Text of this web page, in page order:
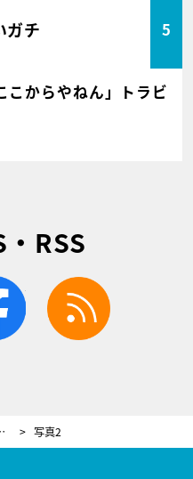
ガチ 5
こからやねん」トラビ
RSS
facebook
いルールができていて…」 写真2